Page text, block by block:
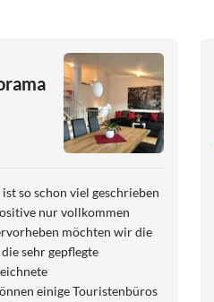
so schon viel geschrieben
nur vollkommen
möchten wir die
sehr gepflegte
einige Touristenbüros